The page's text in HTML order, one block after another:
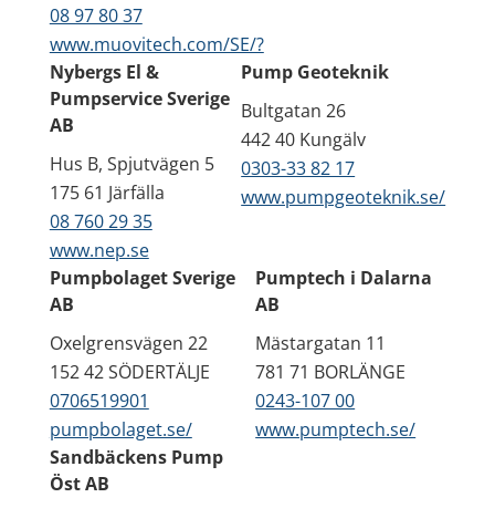
08 97 80 37
www.muovitech.com/SE/?
Nybergs El &
Pumpservice Sverige
AB
Hus B, Spjutvägen 5
175 61 Järfälla
08 760 29 35
www.nep.se
Pump Geoteknik
Bultgatan 26
442 40 Kungälv
0303-33 82 17
www.pumpgeoteknik.se/
Pumpbolaget Sverige
AB
Oxelgrensvägen 22
152 42 SÖDERTÄLJE
0706519901
pumpbolaget.se/
Pumptech i Dalarna
AB
Mästargatan 11
781 71 BORLÄNGE
0243-107 00
www.pumptech.se/
Sandbäckens Pump
Öst AB